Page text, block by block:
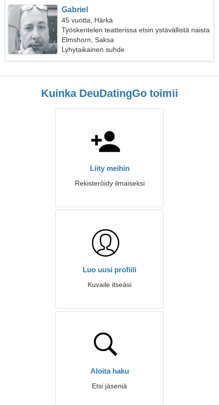
Gabriel
45 vuotta, Härkä
Työskentelen teatterissa etsin ystävällistä naista
Elmshorn, Saksa
Lyhytaikainen suhde
Kuinka DeuDatingGo toimii
Liity meihin
Rekisteröidy ilmaiseksi
Luo uusi profiili
Kuvaile itseäsi
Aloita haku
Etsi jäseniä